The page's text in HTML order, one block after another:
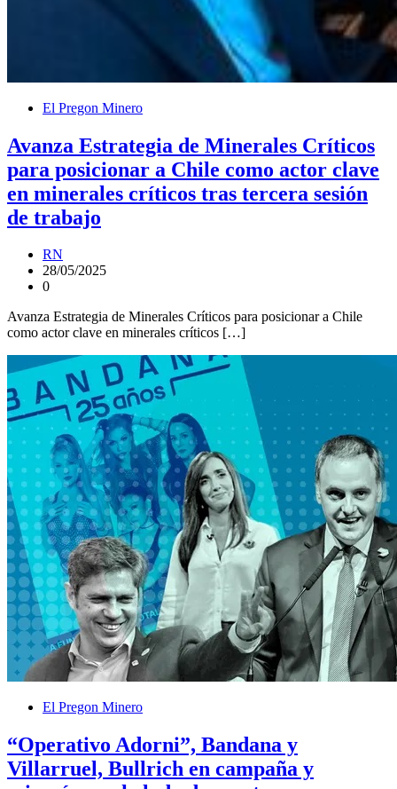
El Pregon Minero
Avanza Estrategia de Minerales Críticos
para posicionar a Chile como actor clave
en minerales críticos tras tercera sesión
de trabajo
RN
28/05/2025
0
Avanza Estrategia de Minerales Críticos para posicionar a Chile
como actor clave en minerales críticos […]
El Pregon Minero
“Operativo Adorni”, Bandana y
Villarruel, Bullrich en campaña y